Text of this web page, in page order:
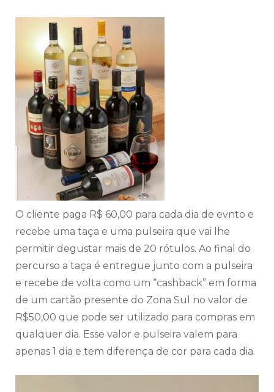
O cliente paga R$ 60,00 para cada dia de evnto e
recebe uma taça e uma pulseira que vai lhe
permitir degustar mais de 20 rótulos. Ao final do
percurso a taça é entregue junto com a pulseira
e recebe de volta como um “cashback” em forma
de um cartão presente do Zona Sul no valor de
R$50,00 que pode ser utilizado para compras em
qualquer dia. Esse valor e pulseira valem para
apenas 1 dia e tem diferença de cor para cada dia.